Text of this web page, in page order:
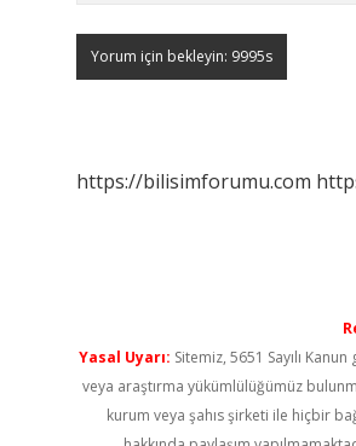
https://bilisimforumu.com
Yasal Uyarı: Sitemiz, 5651 Sayılı
veya araştırma yükümlülüğümüz
kurum veya şahıs şirketi ile hiçbir